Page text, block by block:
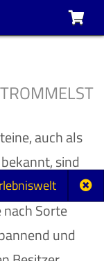
auch als
sind
unseren
Sorte
und